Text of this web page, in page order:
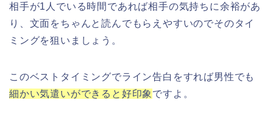
相手が1人でいる時間であれば相手の気持ちに余裕があ
り、文面をちゃんと読んでもらえやすいのでそのタイ
ミングを狙いましょう。
このベストタイミングでライン告白をすれば男性でも
細かい気遣いができると好印象 ですよ。